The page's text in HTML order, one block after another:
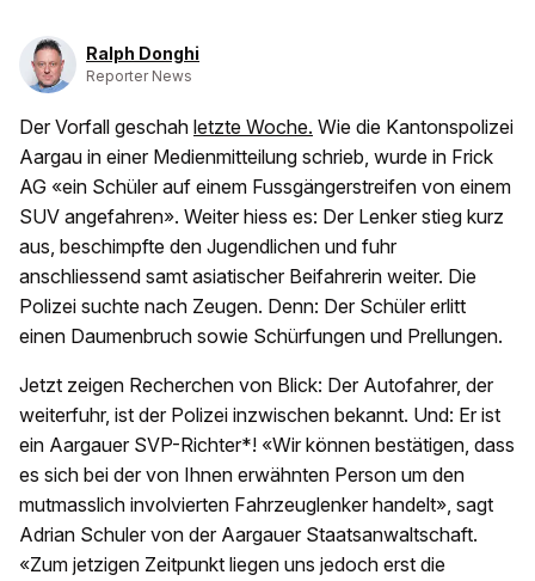
Ralph Donghi
Reporter News
Der Vorfall geschah letzte Woche. Wie die Kantonspolizei
Aargau in einer Medienmitteilung schrieb, wurde in Frick
AG «ein Schüler auf einem Fussgängerstreifen von einem
SUV angefahren». Weiter hiess es: Der Lenker stieg kurz
aus, beschimpfte den Jugendlichen und fuhr
anschliessend samt asiatischer Beifahrerin weiter. Die
Polizei suchte nach Zeugen. Denn: Der Schüler erlitt
einen Daumenbruch sowie Schürfungen und Prellungen.
Jetzt zeigen Recherchen von Blick: Der Autofahrer, der
weiterfuhr, ist der Polizei inzwischen bekannt. Und: Er ist
ein Aargauer SVP-Richter*! «Wir können bestätigen, dass
es sich bei der von Ihnen erwähnten Person um den
mutmasslich involvierten Fahrzeuglenker handelt», sagt
Adrian Schuler von der Aargauer Staatsanwaltschaft.
«Zum jetzigen Zeitpunkt liegen uns jedoch erst die